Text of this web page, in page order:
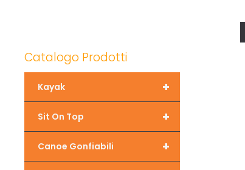
Catalogo Prodotti
+
Kayak
+
Sit On Top
+
Canoe Gonfiabili